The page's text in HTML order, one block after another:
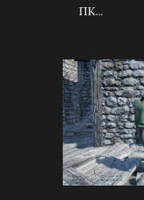
ПК...